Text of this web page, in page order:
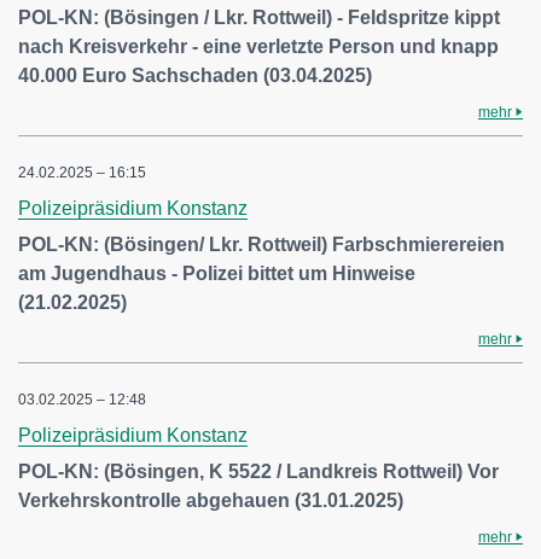
POL-KN: (Bösingen / Lkr. Rottweil) - Feldspritze kippt
nach Kreisverkehr - eine verletzte Person und knapp
40.000 Euro Sachschaden (03.04.2025)
mehr
24.02.2025 – 16:15
Polizeipräsidium Konstanz
POL-KN: (Bösingen/ Lkr. Rottweil) Farbschmierereien
am Jugendhaus - Polizei bittet um Hinweise
(21.02.2025)
mehr
03.02.2025 – 12:48
Polizeipräsidium Konstanz
POL-KN: (Bösingen, K 5522 / Landkreis Rottweil) Vor
Verkehrskontrolle abgehauen (31.01.2025)
mehr